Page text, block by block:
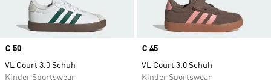
Price
€ 50
VL Court 3.0 Schuh
Kinder Sportswear
Price
€ 45
VL Court 3.0 Schuh
Kinder Sportswear